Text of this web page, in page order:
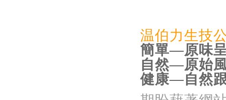
温伯力生技
簡單—原味
自然—原始
健康—自然